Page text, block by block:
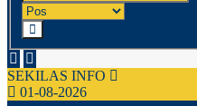
SEKILAS INFO
01-08-2026